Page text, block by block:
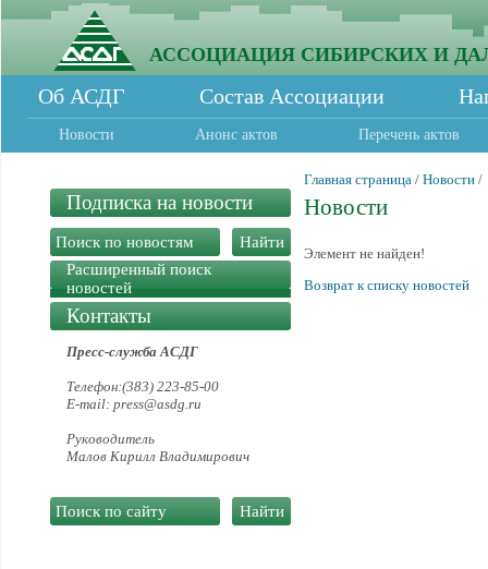
АССОЦИАЦИЯ СИБИРСКИХ И
Об АСДГ Состав Ассоциации
Новости Анонс актов Перечень актов
Подписка на новости
Расширенный поиск
новостей
Контакты
Пресс-служба АСДГ
Телефон:(383) 223-85-00
E-mail: press@asdg.ru
Руководитель
Малов Кирилл Владимирович
Главная страница / Новости /
Новости
Элемент не найден!
Возврат к списку новостей